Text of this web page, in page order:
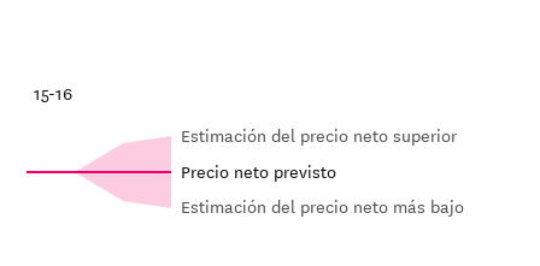
15-16
Estimación del precio neto superior
Precio neto previsto
Estimación del precio neto más bajo